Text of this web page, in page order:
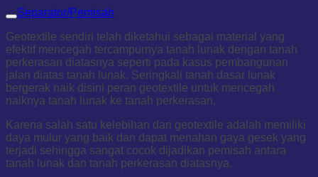
Separator/Pemisah
Geotextile sendiri telah diketahui sebagai material yang
efektif mencegah tercampurnya tanah lunak dengan tanah
perkerasan diatasnya seperti pada kasus pembangunan
jalan diatas tanah lunak. Seringkali tanah dasar lunak
bergerak naik disini peran geotextile untuk mencegah
naiknya tanah lunak ke tanah perkerasan.
Karena salah satu kelebihan dari geotextile adalah memiliki
daya mulur yang baik dan dapat menahan gaya gesek yang
terjadi sehingga sangat cocok dijadikan pemisah antara
tanah lunak dan tanah perkerasan diatasnya.